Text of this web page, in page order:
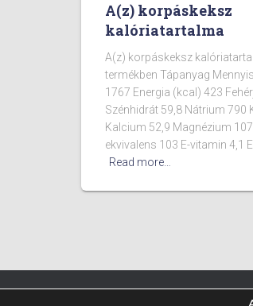
A(z) korpáskeksz
kalóriatartalma
A(z) korpáskeksz
termékben Tápanyag
1767 Energia (kcal) 423
Szénhidrát 59,8 Nátrium 790
Kalcium 52,9 Magnézium
ekvivalens 103 E-vitamin 4,1
Read more…